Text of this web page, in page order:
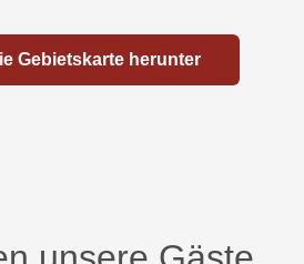
Gebietskarte herunter